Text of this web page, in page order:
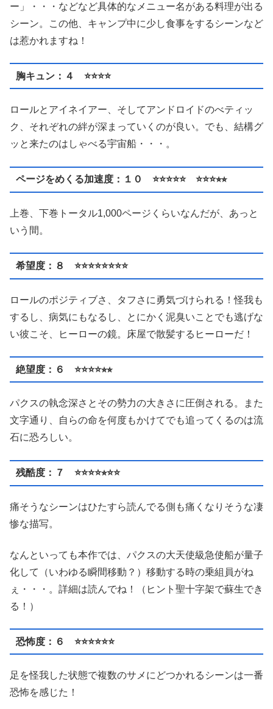
ー」・・・などなど具体的なメニュー名がある料理が出る
シーン。この他、キャンプ中に少し食事をするシーンなど
は惹かれますね！
胸キュン：４ ⭐️⭐️⭐️⭐️
ロールとアイネイアー、そしてアンドロイドのべティッ
ク、それぞれの絆が深まっていくのが良い。でも、結構グ
ッと来たのはしゃべる宇宙船・・・。
ページをめくる加速度：１０ ⭐️⭐️⭐️⭐️⭐️ ⭐⭐️⭐️⭐︎⭐︎
上巻、下巻トータル1,000ページくらいなんだが、あっと
いう間。
希望度：８ ⭐️⭐️⭐️⭐️⭐️⭐️⭐️⭐️
ロールのポジティブさ、タフさに勇気づけられる！怪我も
するし、病気にもなるし、とにかく泥臭いことでも逃げな
い彼こそ、ヒーローの鏡。床屋で散髪するヒーローだ！
絶望度：６ ⭐️⭐️⭐️⭐️⭐︎⭐︎
パクスの執念深さとその勢力の大きさに圧倒される。また
文字通り、自らの命を何度もかけてでも追ってくるのは流
石に恐ろしい。
残酷度：７ ⭐️⭐️⭐️⭐️⭐︎⭐️⭐️
痛そうなシーンはひたすら読んでる側も痛くなりそうな凄
惨な描写。
なんといっても本作では、パクスの大天使級急使船が量子
化して（いわゆる瞬間移動？）移動する時の乗組員がね
ぇ・・・。詳細は読んでね！（ヒント聖十字架で蘇生でき
る！）
恐怖度：６ ⭐️⭐️⭐️⭐️⭐️⭐️
足を怪我した状態で複数のサメにどつかれるシーンは一番
恐怖を感じた！